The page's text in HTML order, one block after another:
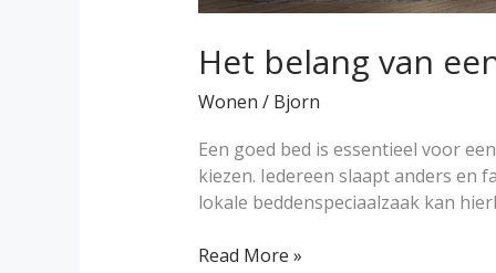
Het belang van
Wonen / Bjorn
Een goed bed is essentieel voor
kiezen. Iedereen slaapt anders en
lokale beddenspeciaalzaak kan
Read More »